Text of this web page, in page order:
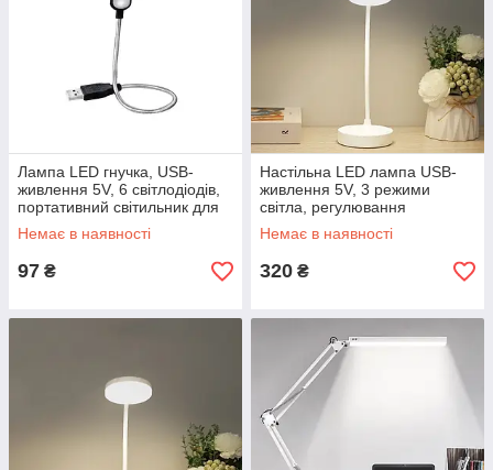
Лампа LED гнучка, USB-
живлення 5V, 6 світлодіодів,
портативний світильник для
читання та ноутбука
Немає в наявності
97 ₴
Настільна LED лампа USB-
живлення 5V, 3 режими
світла, регулювання
яскравості, для читання та
роботи
Немає в наявності
320 ₴